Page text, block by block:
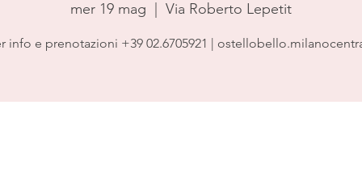
mer 19 mag Via Roberto Lepetit
info e prenotazioni +39 02.6705921 |